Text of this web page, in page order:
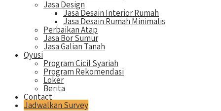
Jasa Design
Jasa Desain Interior Rumah
Jasa Desain Rumah Minimalis
Perbaikan Atap
Jasa Bor Sumur
Jasa Galian Tanah
Qyusi
Program Cicil Syariah
Program Rekomendasi
Loker
Berita
Contact
Jadwalkan Survey